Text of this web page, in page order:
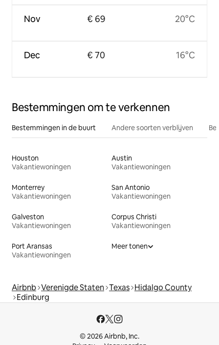
Nov
Dec
€ 69
€ 70
20°C
16°C
Bestemmingen om te verkennen
Bestemmingen in de buurt Andere soorten verblijven
Houston
Vakantiewoningen
Austin
Vakantiewoningen
Monterrey
Vakantiewoningen
San Antonio
Vakantiewoningen
Galveston
Vakantiewoningen
Corpus Christi
Vakantiewoningen
Port Aransas
Vakantiewoningen
Meer tonen
Airbnb Verenigde Staten Texas Hidalgo County
Edinburg
© 2026 Airbnb, Inc.